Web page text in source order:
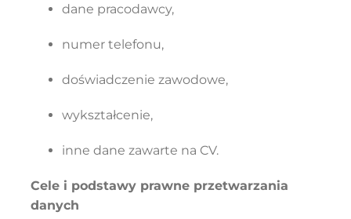
dane pracodawcy,
numer telefonu,
doświadczenie zawodowe,
wykształcenie,
inne dane zawarte na CV.
Cele i podstawy prawne przetwarzania
danych